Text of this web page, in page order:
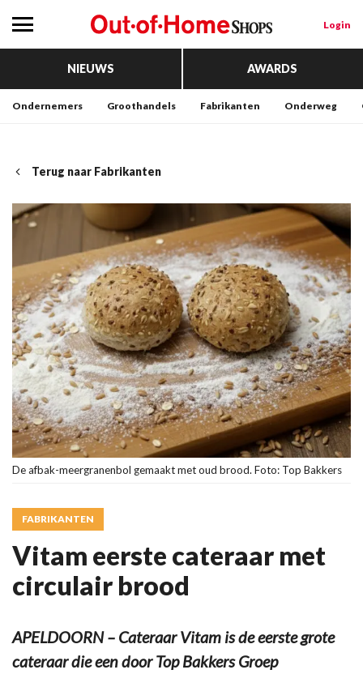
Login
NIEUWS AWARDS
Ondernemers Groothandels Fabrikanten Onderweg
Terug naar Fabrikanten
De afbak-meergranenbol gemaakt met oud brood. Foto: Top Bakkers
FABRIKANTEN
Vitam eerste cateraar met
circulair brood
APELDOORN – Cateraar Vitam is de eerste grote
cateraar die een door Top Bakkers Groep